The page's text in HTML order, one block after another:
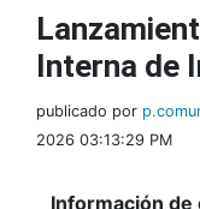
Interna de
publicado por
2026 03:13:29 PM
Información de